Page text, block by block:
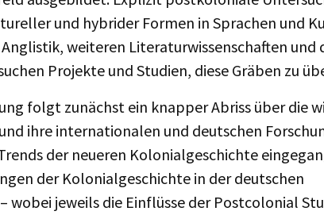
und hybrider Formen in Sprachen und
weiteren Literaturwissenschaften und
Projekte und Studien, diese Gräben zu
folgt zunächst ein knapper Abriss über die
ihre internationalen und deutschen
der neueren Kolonialgeschichte
der Kolonialgeschichte in der deutschen
wobei jeweils die Einflüsse der Postcolonial